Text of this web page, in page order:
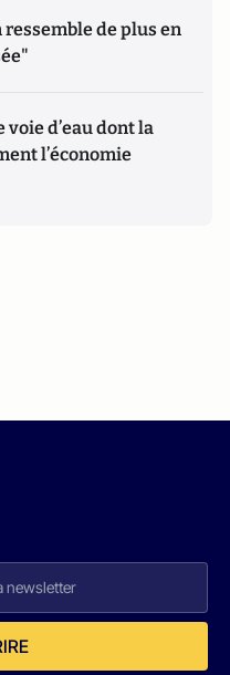
de plus en
voie d’eau dont la
l’économie